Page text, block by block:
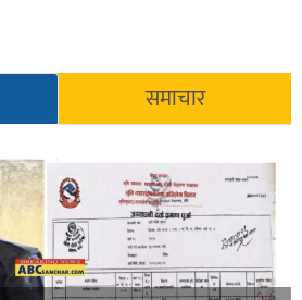
समाचार